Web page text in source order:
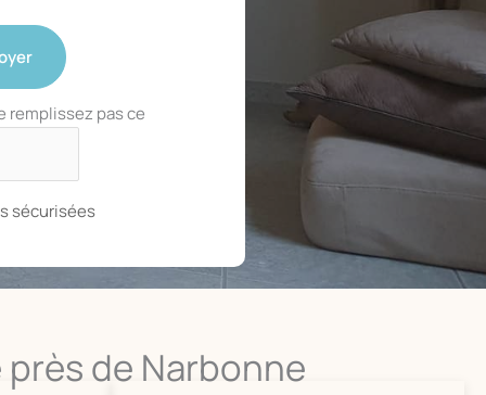
remplissez pas ce
sécurisées
de Narbonne